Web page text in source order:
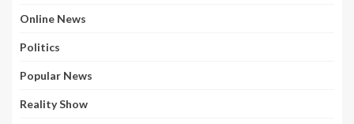
Online News
Politics
Popular News
Reality Show